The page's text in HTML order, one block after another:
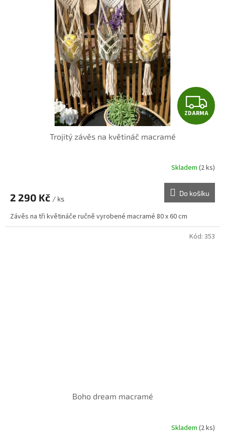
Z
D
R
M
A
ZDARMA
Trojitý závěs na květináč macramé
Skladem (2 ks)
2 290 Kč / ks
Do košíku
Závěs na tři květináče ručně vyrobené macramé 80 x 60 cm
Boho dream macramé
Skladem (2 ks)
Kód: 353